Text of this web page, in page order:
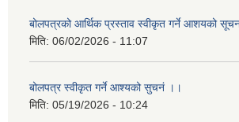
बोलपत्रको आर्थिक प्रस्ताव स्वीकृत गर्ने आशयको
मिति: 06/02/2026 - 11:07
बोलपत्र स्वीकृत गर्ने आश्यको सुचनं ।।
मिति: 05/19/2026 - 10:24